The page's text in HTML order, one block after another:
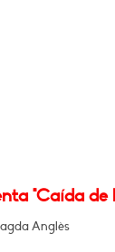
"Caída de
Anglès